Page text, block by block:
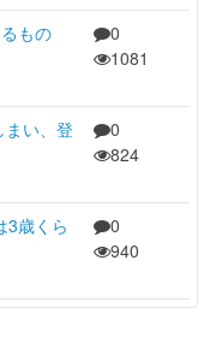
もの
0
1081
い、登
0
824
3歳くら
0
940